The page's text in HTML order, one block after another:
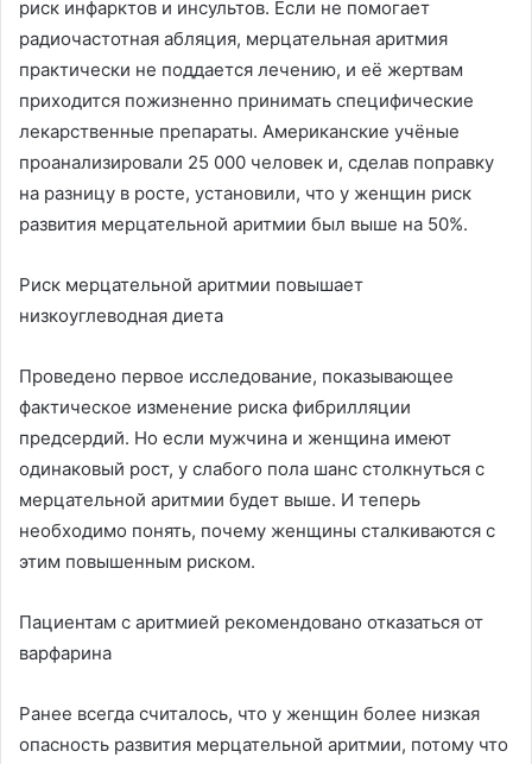
риск инфарктов и инсультов. Если не помогает
радиочастотная абляция, мерцательная аритмия
практически не поддается лечению, и её жертвам
приходится пожизненно принимать специфические
лекарственные препараты. Американские учёные
проанализировали 25 000 человек и, сделав поправку
на разницу в росте, установили, что у женщин риск
развития мерцательной аритмии был выше на 50%.
Риск мерцательной аритмии повышает
низкоуглеводная диета
Проведено первое исследование, показывающее
фактическое изменение риска фибрилляции
предсердий. Но если мужчина и женщина имеют
одинаковый рост, у слабого пола шанс столкнуться с
мерцательной аритмии будет выше. И теперь
необходимо понять, почему женщины сталкиваются с
этим повышенным риском.
Пациентам с аритмией рекомендовано отказаться от
варфарина
Ранее всегда считалось, что у женщин более низкая
опасность развития мерцательной аритмии, потому что